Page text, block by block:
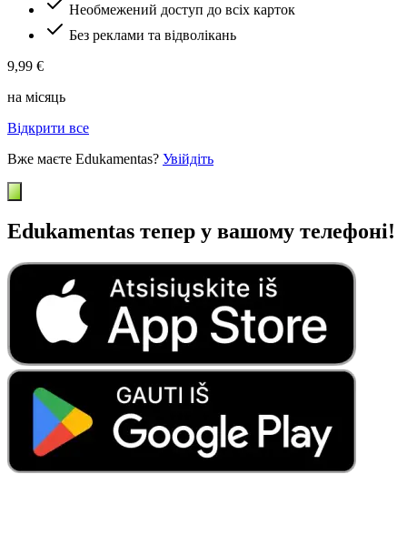
Необмежений доступ до всіх карток
Без реклами та відволікань
9,99 €
на місяць
Відкрити все
Вже маєте Edukamentas? Увійдіть
Edukamentas тепер у вашому телефоні!